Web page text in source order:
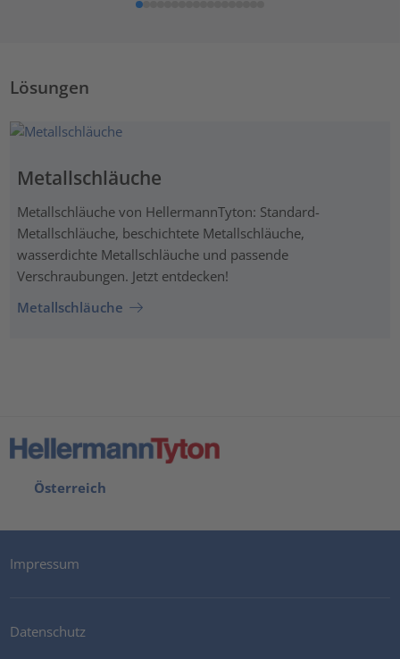
Lösungen
Metallschläuche
Metallschläuche von HellermannTyton: Standard-
Metallschläuche, beschichtete Metallschläuche,
wasserdichte Metallschläuche und passende
Verschraubungen. Jetzt entdecken!
Metallschläuche
Österreich
Impressum
Datenschutz